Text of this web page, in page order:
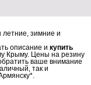
летние, зимние и
описание и купить
Крыму. Цены на резину
ваше внимание
так и